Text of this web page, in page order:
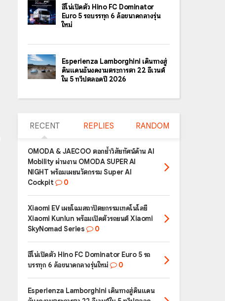
ฮีโน่เปิดตัว Hino FC Dominator
Euro 5 รถบรรทุก 6 ล้อขนาดกลางรุ่น
ใหม่
Esperienza Lamborghini เดินทางสู่
ดินแดนอันงดงามตระการตา 22 อีเวนต์
ใน 5 ทวีปตลอดปี 2026
RECENT REPLIES RANDOM
OMODA & JAECOO ตอกย้ำวิสัยทัศน์ด้าน AI
Mobility ผ่านงาน OMODA SUPER AI
NIGHT พร้อมเผยนวัตกรรม Super AI
Cockpit
0
Xiaomi EV เผยโฉมสถาปัตยกรรมเทคโนโลยี
Xiaomi Kunlun พร้อมเปิดตัวรถยนต์ Xiaomi
SkyNomad Series
0
ฮีโน่เปิดตัว Hino FC Dominator Euro 5 รถ
บรรทุก 6 ล้อขนาดกลางรุ่นใหม่
0
Esperienza Lamborghini เดินทางสู่ดินแดน